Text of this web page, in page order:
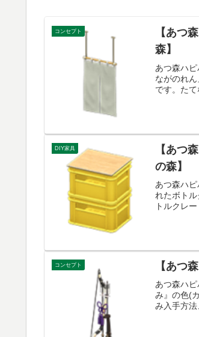
コンセプト
【あつ
森】
あつ森ハ
ながのれ
です。た
DIY家具
【あつ
の森】
あつ森ハ
れたボト
トルクレ
コンセプト 【あつ
あつ森ハ
み』の色(
み入手方